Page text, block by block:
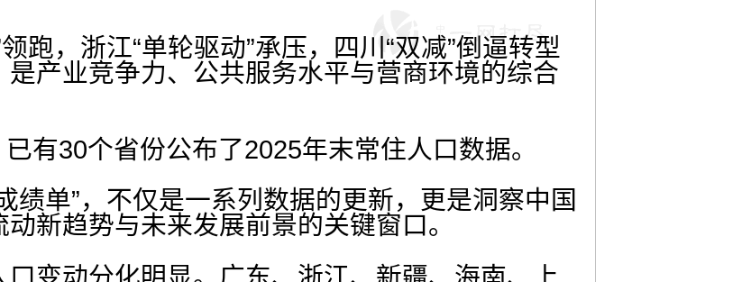
跑，浙江“单轮驱动”承压，四川“双减”倒逼转型
产业竞争力、公共服务水平与营商环境的综合
有30个省份公布了2025年末常住人口数据。
绩单”，不仅是一系列数据的更新，更是洞察中国
新趋势与未来发展前景的关键窗口。